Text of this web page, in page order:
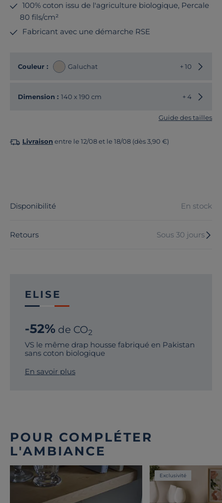
100% coton issu de l'agriculture biologique, Percale
80 fils/cm²
Fabricant avec une démarche RSE
Couleur : Galuchat + 10
Dimension : 140 x 190 cm + 4
Guide des tailles
Livraison entre le 12/08 et le 18/08 (dès 3,90 €)
Disponibilité En stock
Retours Sous 30 jours
ELISE
-52% de CO2
VS le même drap housse fabriqué en Pakistan
sans coton biologique
En savoir plus
POUR COMPLÉTER
L'AMBIANCE
Exclusivité